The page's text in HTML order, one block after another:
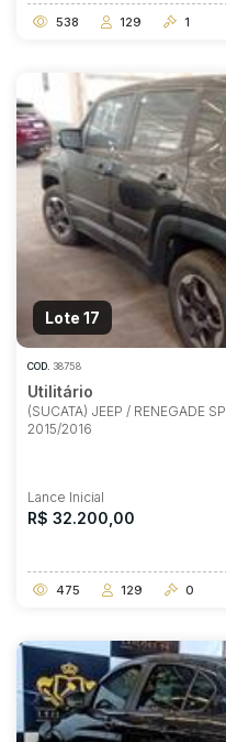
538 129 1
Lote 17
COD. 38758
Utilitário
(SUCATA) JEEP / RENEGADE
2015/2016
Lance Inicial
R$ 32.200,00
475 129 0